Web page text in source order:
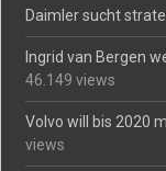
Daimler sucht
Ingrid van Bergen
46.149 views
Volvo will bis 2020
views